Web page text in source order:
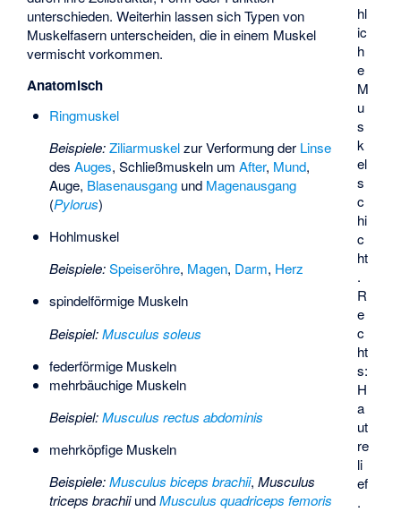
hl
ic
h
e
M
u
s
k
el
s
c
hi
c
ht
.
R
e
c
ht
s:
H
a
ut
re
li
ef
.
unterschieden. Weiterhin lassen sich Typen von
Muskelfasern unterscheiden, die in einem Muskel
vermischt vorkommen.
Anatomisch
Ringmuskel
Beispiele: Ziliarmuskelzur Verformung der Linse
des Auges, Schließmuskeln um After, Mund,
Auge, Blasenausgangund Magenausgang
(Pylorus)
Hohlmuskel
Beispiele: Speiseröhre, Magen, Darm, Herz
spindelförmige Muskeln
Beispiel: Musculus soleus
federförmige Muskeln
mehrbäuchige Muskeln
Beispiel: Musculus rectus abdominis
mehrköpfige Muskeln
Beispiele: Musculus biceps brachii, Musculus
triceps brachiiundMusculus quadriceps femoris